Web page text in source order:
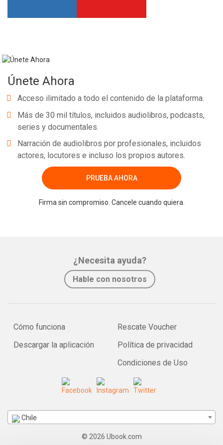
Únete Ahora
Acceso ilimitado a todo el contenido de la plataforma.
Más de 30 mil títulos, incluidos audiolibros, podcasts,
series y documentales.
Narración de audiolibros por profesionales, incluidos
actores, locutores e incluso los propios autores.
PRUEBA AHORA
Firma sin compromiso. Cancele cuando quiera.
¿Necesita ayuda?
Hable con nosotros
Cómo funciona
Descargar la aplicación
Rescate Voucher
Política de privacidad
Condiciones de Uso
Chile
© 2026 Ubook.com